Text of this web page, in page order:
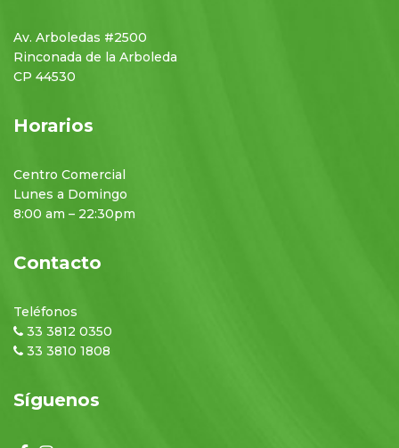
Av. Arboledas #2500
Rinconada de la Arboleda
CP 44530
Horarios
Centro Comercial
Lunes a Domingo
8:00 am – 22:30pm
Contacto
Teléfonos
33 3812 0350
33 3810 1808
Síguenos